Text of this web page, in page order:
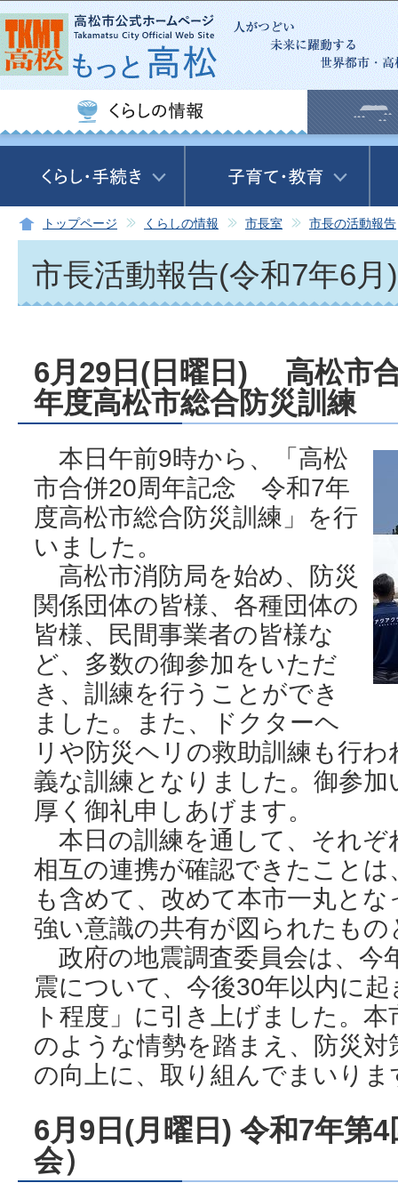
この
トップページ くらしの情報 市長室 市長の活動報告
市長活動報告(令和7年6月)
6月29日(日曜日) 高松市
年度高松市総合防災訓練
本日午前9時から、「高松
市合併20周年記念 令和7年
度高松市総合防災訓練」を行
いました。
高松市消防局を始め、防災
関係団体の皆様、各種団体の
皆様、民間事業者の皆様な
ど、多数の御参加をいただ
き、訓練を行うことができ
ました。また、ドクターヘ
リや防災ヘリの救助訓練も行
義な訓練となりました。御参
厚く御礼申しあげます。
本日の訓練を通して、それぞ
相互の連携が確認できたこと
も含めて、改めて本市一丸と
強い意識の共有が図られたも
政府の地震調査委員会は、今
震について、今後30年以内に
ト程度」に引き上げました。
のような情勢を踏まえ、防災
の向上に、取り組んでまいりま
6月9日(月曜日) 令和7年第
会）